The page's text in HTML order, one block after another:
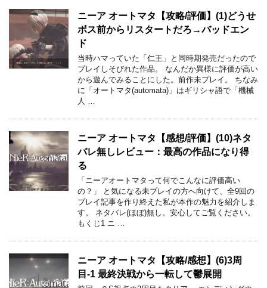
ニーア オートマタ【攻略/評価】(1)どうせ
ボス前からリスタートだろ→バッドエン
ド
当時ハマっていた「仁王」と同時期発売だったので
プレイしそびれた作品。 なんだか異様に評価が高い
から遊んでみることにした。前作未プレイ。 ちなみ
に「オートマタ(automata)」はギリシャ語で「機械
人 …
ニーア オートマタ【感想/評価】(10)ネタ
バレ無しレビュー：最高の作品になり得
る
「ニーアオートマタって何でこんなに評価高い
の？」 と気になる未プレイの方へ向けて、全9回の
プレイ記事を作り終えた私が本作の魅力を紹介しま
す。 ネタバレ(ほぼ)無し。安心してご覧ください。
もくじ1 ニ …
ニーア オートマタ【攻略/感想】(6)3周
目-1 最終決戦から一転して鬱展開